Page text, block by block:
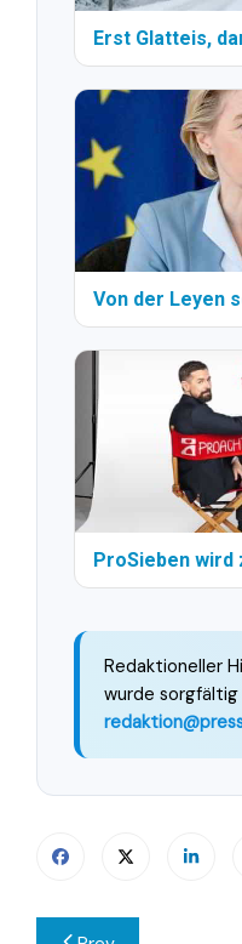
Erst Glatteis,
Von der Leyen
ProSieben wird
Redaktioneller
wurde